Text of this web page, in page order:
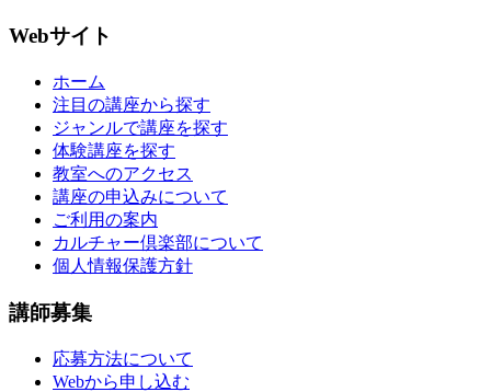
Webサイト
ホーム
注目の講座から探す
ジャンルで講座を探す
体験講座を探す
教室へのアクセス
講座の申込みについて
ご利用の案内
カルチャー倶楽部について
個人情報保護方針
講師募集
応募方法について
Webから申し込む